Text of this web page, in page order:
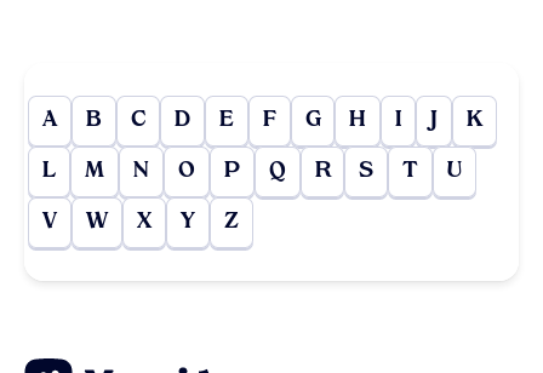
A B C D E F G H I J K
L M N O P Q R S T U
V W X Y Z